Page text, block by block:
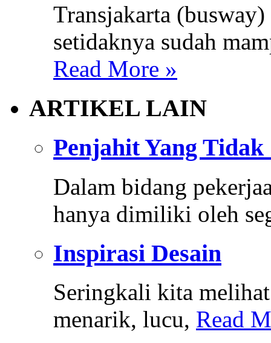
Transjakarta (busway)
setidaknya sudah
Read More »
ARTIKEL LAIN
Penjahit Yang
Dalam bidang
hanya dimiliki oleh
Inspirasi Desain
Seringkali kita
menarik, lucu, Read